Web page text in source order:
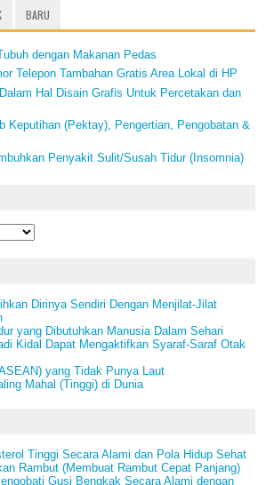
BARU
dengan Makanan Pedas
Telepon Tambahan Gratis Area Lokal di HP
Hal Disain Grafis Untuk Percetakan dan
Keputihan (Pektay), Pengertian, Pengobatan &
Penyakit Sulit/Susah Tidur (Insomnia)
Dirinya Sendiri Dengan Menjilat-Jilat
yang Dibutuhkan Manusia Dalam Sehari
Kidal Dapat Mengaktifkan Syaraf-Saraf Otak
yang Tidak Punya Laut
Mahal (Tinggi) di Dunia
Tinggi Secara Alami dan Pola Hidup Sehat
Rambut (Membuat Rambut Cepat Panjang)
Gusi Bengkak Secara Alami dengan